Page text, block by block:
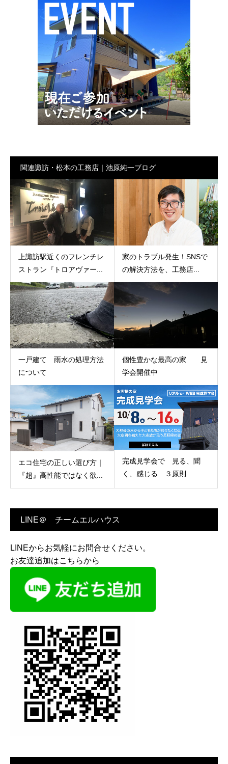
関連諏訪・松本の工務店｜池原純一ブログ
上諏訪駅近くのフレンチレ
ストラン『トロアヴァー...
家のトラブル発生！SNSで
の解決方法を、工務店...
一戸建て 雨水の処理方法
について
個性豊かな最高の家 見
学会開催中
エコ住宅の正しい選び方｜
『超』高性能ではなく欲...
完成見学会で 見る、聞
く、感じる ３原則
LINE＠ チームエルハウス
LINEからお気軽にお問合せください。
お友達追加はこちらから